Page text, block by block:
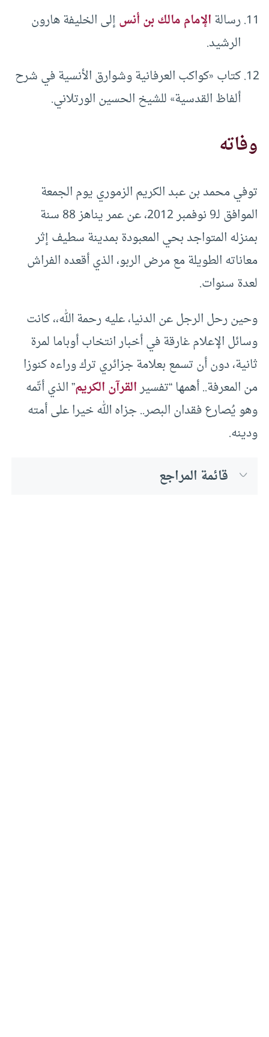
رسالةالإمام مالك بن أنسإلى الخليفة هارون
الرشيد.
كتاب «كواكب العرفانية وشوارق الأنسية في شرح
ألفاظ القدسية» للشيخ الحسين الورتلاني.
وفاته
توفي محمد بن عبد الكريم الزموري يوم الجمعة
الموافق لـ9 نوفمبر 2012، عن عمر يناهز 88 سنة
بمنزله المتواجد بحي المعبودة بمدينة سطيف إثر
معاناته الطويلة مع مرض الربو، الذي أقعده الفراش
لعدة سنوات.
وحين رحل الرجل عن الدنيا، عليه رحمة الله،، كانت
وسائل الإعلام غارقة في أخبار انتخاب أوباما لمرة
ثانية، دون أن تسمع بعلامة جزائري ترك وراءه كنوزا
من المعرفة.. أهمها “تفسيرالقرآن الكريم” الذي أتّمه
وهو يُصارع فقدان البصر.. جزاه الله خيرا على أمته
ودينه.
قائمة المراجع